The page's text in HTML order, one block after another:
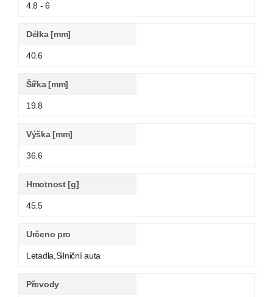
4.8 - 6
Délka [mm]
40.6
Šířka [mm]
19.8
Výška [mm]
36.6
Hmotnost [g]
45.5
Určeno pro
Letadla,Silniční auta
Převody